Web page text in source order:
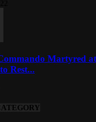
Martyred
Rest...